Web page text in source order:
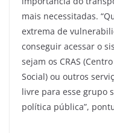
mais necessitadas.
extrema de
conseguir acessar o
sejam os CRAS
Social) ou outros
livre para esse grupo
política pública”,